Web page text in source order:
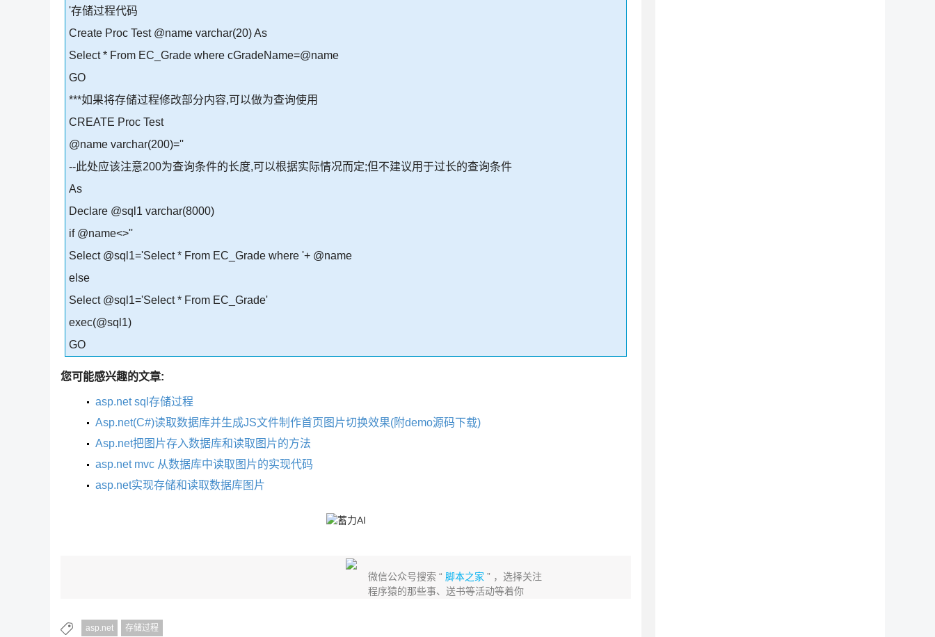
'存储过程代码
Create Proc Test @name varchar(20) As
Select * From EC_Grade where cGradeName=@name
GO
***如果将存储过程修改部分内容,可以做为查询使用
CREATE Proc Test
@name varchar(200)=''
--此处应该注意200为查询条件的长度,可以根据实际情况而定;但不建议用于过长的查询条件
As
Declare @sql1 varchar(8000)
if @name<>''
Select @sql1='Select * From EC_Grade where '+ @name
else
Select @sql1='Select * From EC_Grade'
exec(@sql1)
GO
您可能感兴趣的文章:
asp.net sql存储过程
Asp.net(C#)读取数据库并生成JS文件制作首页图片切换效果(附demo源码下载)
Asp.net把图片存入数据库和读取图片的方法
asp.net mvc 从数据库中读取图片的实现代码
asp.net实现存储和读取数据库图片
微信公众号搜索 “脚本之家 ” ，选择关注
程序猿的那些事、送书等活动等着你
asp.net 存储过程